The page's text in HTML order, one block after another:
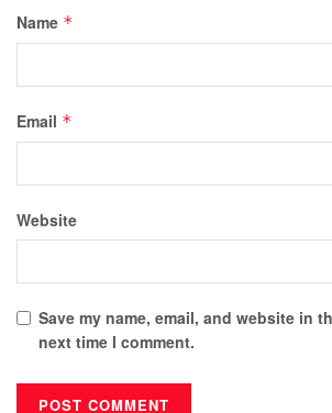
Name *
Email *
Website
Save my name, email, and website in
next time I comment.